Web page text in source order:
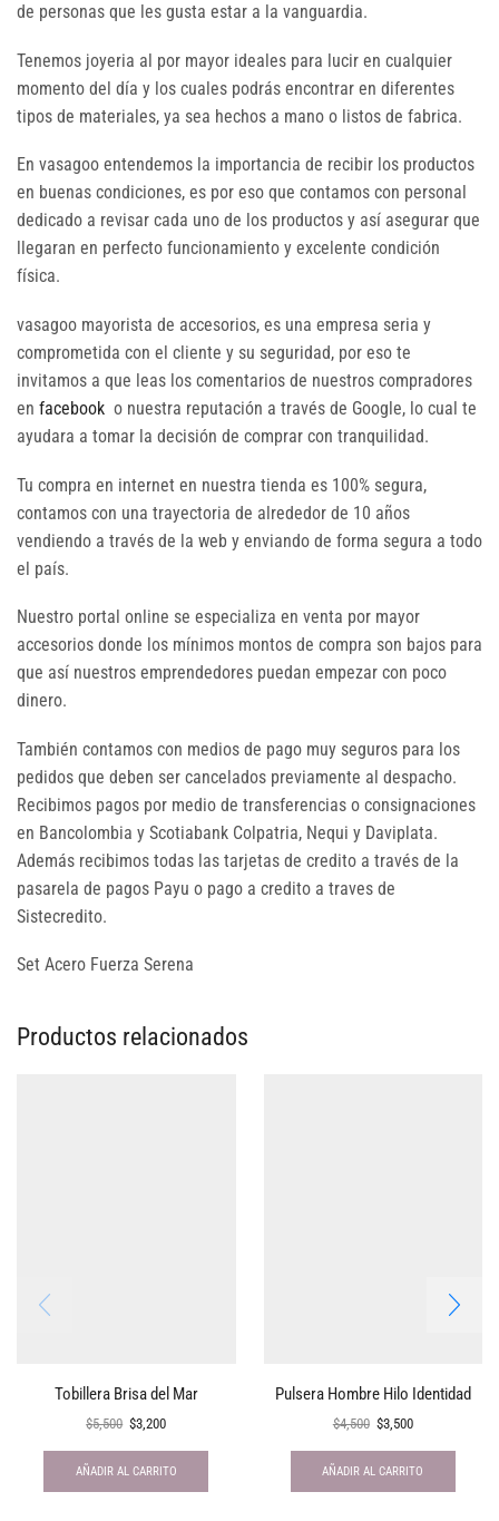
de personas que les gusta estar a la vanguardia.
Tenemos joyeria al por mayor ideales para lucir en cualquier
momento del día y los cuales podrás encontrar en diferentes
tipos de materiales, ya sea hechos a mano o listos de fabrica.
En vasagoo entendemos la importancia de recibir los productos
en buenas condiciones, es por eso que contamos con personal
dedicado a revisar cada uno de los productos y así asegurar que
llegaran en perfecto funcionamiento y excelente condición
física.
vasagoo mayorista de accesorios, es una empresa seria y
comprometida con el cliente y su seguridad, por eso te
invitamos a que leas los comentarios de nuestros compradores
en facebook o nuestra reputación a través de Google, lo cual te
ayudara a tomar la decisión de comprar con tranquilidad.
Tu compra en internet en nuestra tienda es 100% segura,
contamos con una trayectoria de alrededor de 10 años
vendiendo a través de la web y enviando de forma segura a todo
el país.
Nuestro portal online se especializa en venta por mayor
accesorios donde los mínimos montos de compra son bajos para
que así nuestros emprendedores puedan empezar con poco
dinero.
También contamos con medios de pago muy seguros para los
pedidos que deben ser cancelados previamente al despacho.
Recibimos pagos por medio de transferencias o consignaciones
en Bancolombia y Scotiabank Colpatria, Nequi y Daviplata.
Además recibimos todas las tarjetas de credito a través de la
pasarela de pagos Payu o pago a credito a traves de
Sistecredito.
Set Acero Fuerza Serena
Productos relacionados
Tobillera Brisa del Mar
$5,500 $3,200
AÑADIR AL CARRITO
Pulsera Hombre Hilo Identidad
$4,500 $3,500
AÑADIR AL CARRITO